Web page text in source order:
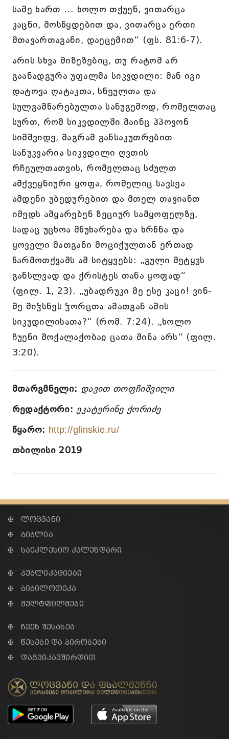
სამე ხართ ... ხოლო თქუენ, ვითარცა
კაცნი, მოსწყდებით და, ვითარცა ერთი
მთავართაგანი, დაეცემით“ (ფს. 81:6-7).
არის სხვა მიზეზებიც, თუ რატომ არ
გაანადგურა უფალმა სიკვდილი: მან იგი
დატოვა ღატაკთა, სნეულთა და
სულგამწარებულთა სანუგეშოდ, რომელთაც
სურთ, რომ სიკვდილში მაინც ჰპოვონ
სიმშვიდე, მაგრამ განსაკუთრებით
სანუკვარია სიკვდილი ღვთის
რჩეულთათვის, რომელთაც სძულთ
ამქვეყნიური ყოფა, რომელიც სავსეა
ამდენი უბედურებით და მთელ თავიანთ
იმედს ამყარებენ ზეციურ სამყოფელზე,
სადაც უცხოა მწუხარება და ხრწნა და
ყოველი მათგანი მოციქულთან ერთად
წარმოთქვამს ამ სიტყვებს: „გული მეტყჳს
განსლვად და ქრისტეს თანა ყოფად“
(ფილ. 1, 23). „უბადრუკი მე ესე კაცი! ვინ-
მე მიჴსნეს ჴორცთა ამათგან ამის
სიკუდილისათა?“ (რომ. 7:24). „ხოლო
ჩუენი მოქალაქობაჲ ცათა შინა არს“ (ფილ.
3:20).
მთარგმნელი: დავით თოფჩიშვილი
რედაქტორი: ეკატერინე ქორიძე
წყარო: http://glinskie.ru/
თბილისი 2019
✠ ლოცვანი
✠ ბიბლია
✠ საეკლესიო კალენდარი
✠ პუბლიკაციები
✠ ბიბილოთეკა
✠ მულტფილმები
✠ ჩვენ შესახებ
✠ წესები და პირობები
✠ დაგვიკავშირდით